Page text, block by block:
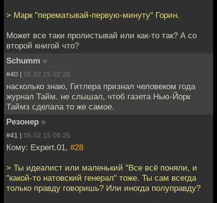
> Марк "перематывай-первую-минуту" Горин.
Может все таки пролистывай или как-то так? А со
второй книгой что?
Schumm »
#40 | 05.02.15 02:28
насколько знаю, Гитлера признал человеком года
журнал Тайм. не слышал, чтоб газета Нью-Йорк
Таймз сделала то же самое.
Резонер »
#41 | 05.02.15 08:25
Кому: Expert.01, #28
> Ты идеалист или маленький "Все всё поняли, и
"какой-то натовский генерал" тоже. Ты сам всегда
только правду говоришь? Или иногда полуправду?